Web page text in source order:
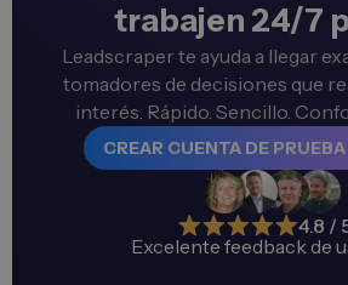
trabajen 24/7
Leadscraper te ayuda a llegar
tomadores de decisiones que
interés. Rápido. Sencillo.
CREAR CUENTA DE
4.8 /
Excelente feedback de